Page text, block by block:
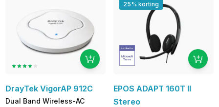
DrayTek VigorAP 912C
Dual Band Wireless-AC
25% korting
EPOS ADAPT 160T II
Stereo